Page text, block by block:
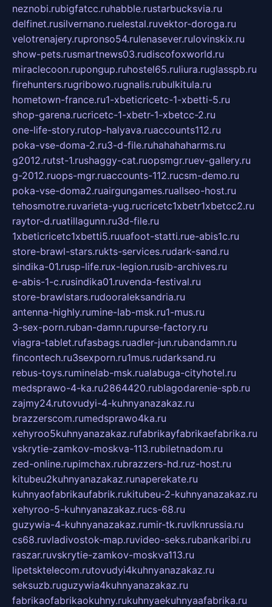
neznobi.rubigfatcc.ruhabble.rustarbucksvia.ru
delfinet.rusilvernano.ruelestal.ruvektor-doroga.ru
velotrenajery.rupronso54.rulenasever.rulovinskix.ru
show-pets.rusmartnews03.rudiscofoxworld.ru
miraclecoon.rupongup.ruhostel65.ruliura.ruglasspb.ru
firehunters.rugribowo.rugnalis.rubulkitula.ru
hometown-france.ru1-xbeticricetc-1-xbetti-5.ru
shop-garena.rucricetc-1-xbetr-1-xbetcc-2.ru
one-life-story.rutop-halyava.ruaccounts112.ru
poka-vse-doma-2.ru3-d-file.ruhahahaharms.ru
g2012.rutst-1.rushaggy-cat.ruopsmgr.ruev-gallery.ru
g-2012.ruops-mgr.ruaccounts-112.rucsm-demo.ru
poka-vse-doma2.ruairgungames.ruallseo-host.ru
tehosmotre.ruvarieta-yug.rucricetc1xbetr1xbetcc2.ru
raytor-d.ruatillagunn.ru3d-file.ru
1xbeticricetc1xbetti5.ruuafoot-statti.rue-abis1c.ru
store-brawl-stars.rukts-services.rudark-sand.ru
sindika-01.rusp-life.rux-legion.rusib-archives.ru
e-abis-1-c.rusindika01.ruvenda-festival.ru
store-brawlstars.rudooraleksandria.ru
antenna-highly.rumine-lab-msk.ru1-mus.ru
3-sex-porn.ruban-damn.rupurse-factory.ru
viagra-tablet.rufasbags.ruadler-jun.rubandamn.ru
fincontech.ru3sexporn.ru1mus.rudarksand.ru
rebus-toys.ruminelab-msk.rualabuga-cityhotel.ru
medsprawo-4-ka.ru2864420.rublagodarenie-spb.ru
zajmy24.rutovudyi-4-kuhnyanazakaz.ru
brazzerscom.rumedsprawo4ka.ru
xehyroo5kuhnyanazakaz.rufabrikayfabrikaefabrika.ru
vskrytie-zamkov-moskva-113.rubiletnadom.ru
zed-online.rupimchax.rubrazzers-hd.ruz-host.ru
kitubeu2kuhnyanazakaz.runaperekate.ru
kuhnyaofabrikaufabrik.rukitubeu-2-kuhnyanazakaz.ru
xehyroo-5-kuhnyanazakaz.rucs-68.ru
guzywia-4-kuhnyanazakaz.rumir-tk.ruvlknrussia.ru
cs68.ruvladivostok-map.ruvideo-seks.rubankaribi.ru
raszar.ruvskrytie-zamkov-moskva113.ru
lipetsktelecom.rutovudyi4kuhnyanazakaz.ru
seksuzb.ruguzywia4kuhnyanazakaz.ru
fabrikaofabrikaokuhny.rukuhnyaekuhnyaafabrika.ru